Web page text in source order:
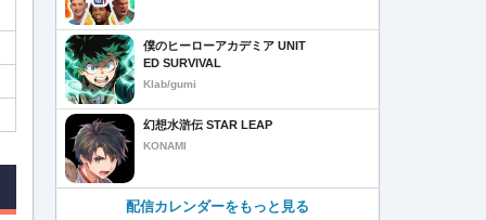
僕のヒーローアカデミア UNIT
ED SURVIVAL
Klab/gumi
幻想水滸伝 STAR LEAP
KONAMI
配信カレンダーをもっと見る